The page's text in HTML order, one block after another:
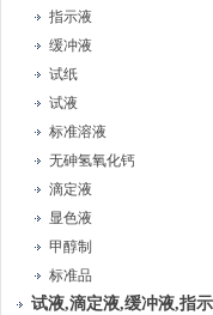
指示液
缓冲液
试纸
试液
标准溶液
无砷氢氧化钙
滴定液
显色液
甲醇制
标准品